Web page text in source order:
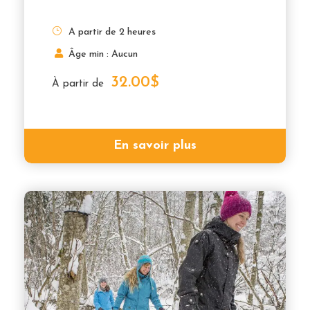
À partir de 32.00$
A partir de 2 heures
Âge min : Aucun
En savoir plus